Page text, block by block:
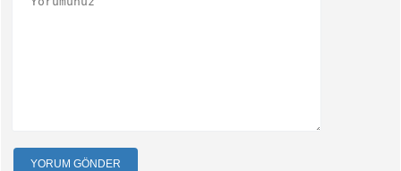
YORUM GÖNDER